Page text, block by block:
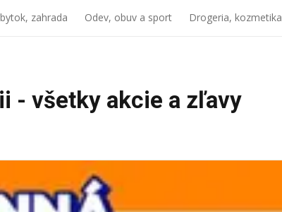
zahrada Odev, obuv a sport Drogeria, kozmetika
- všetky akcie a zľavy